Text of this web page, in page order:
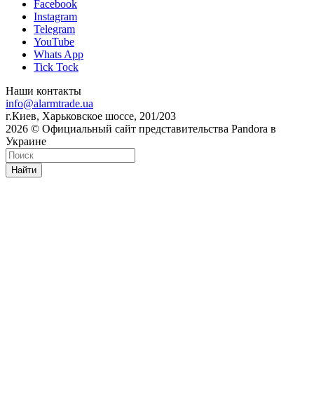
Facebook
Instagram
Telegram
YouTube
Whats App
Tick Tock
Наши контакты
info@alarmtrade.ua
г.Киев, Харьковское шоссе, 201/203
2026 © Официальный сайт представительства Pandora в
Украине
Найти